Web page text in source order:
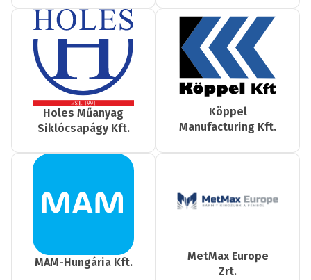
Holes Műanyag
Siklócsapágy Kft.
Köppel
Manufacturing Kft.
MAM-Hungária Kft.
MetMax Europe
Zrt.